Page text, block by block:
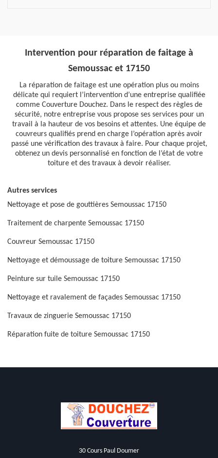
Intervention pour réparation de faitage à
Semoussac et 17150
La réparation de faitage est une opération plus ou moins
délicate qui requiert l’intervention d’une entreprise qualifiée
comme Couverture Douchez. Dans le respect des règles de
sécurité, notre entreprise vous propose ses services pour un
travail à la hauteur de vos besoins et attentes. Une équipe de
couvreurs qualifiés prend en charge l’opération après avoir
passé une vérification des travaux à faire. Pour chaque projet,
obtenez un devis personnalisé en fonction de l’état de votre
toiture et des travaux à devoir réaliser.
Autres services
Nettoyage et pose de gouttières Semoussac 17150
Traitement de charpente Semoussac 17150
Couvreur Semoussac 17150
Nettoyage et démoussage de toiture Semoussac 17150
Peinture sur tuile Semoussac 17150
Nettoyage et ravalement de façades Semoussac 17150
Travaux de zinguerie Semoussac 17150
Réparation fuite de toiture Semoussac 17150
30 Cours Paul Doumer